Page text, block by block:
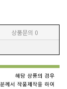
상품문의 0